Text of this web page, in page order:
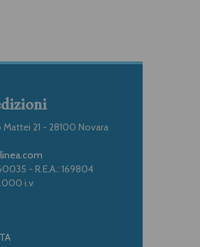
21 - 28100 Novara
- R.E.A.: 169804
i.v